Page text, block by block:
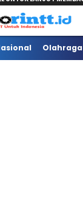
"
Storintt
Untuk Indonesia
Olahraga